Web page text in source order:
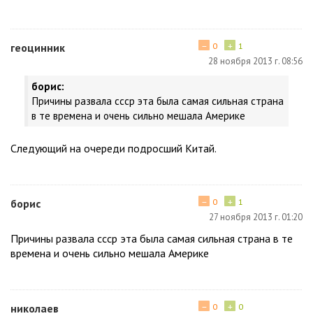
геоцинник + 1
− 0
28 ноября 2013 г. 08:56
борис:
Причины развала ссср эта была самая сильная страна
в те времена и очень сильно мешала Америке
Следующий на очереди подросший Китай.
борис + 1
− 0
27 ноября 2013 г. 01:20
Причины развала ссср эта была самая сильная страна в те
времена и очень сильно мешала Америке
николаев + 0
− 0